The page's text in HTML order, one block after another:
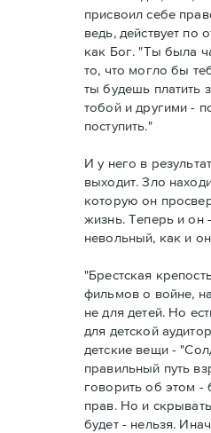
присвоил себе
ведь, действует
как Бог. "Ты была
то, что могло бы
ты будешь платить
тобой и другими -
поступить."
И у него в
выходит. Зло
которую он
жизнь. Теперь и он
невольный, как и
"Брестская
фильмов о войне,
не для детей. Но
для детской
детские вещи -
правильный путь
говорить об этом -
прав. Но и
будет - нельзя.